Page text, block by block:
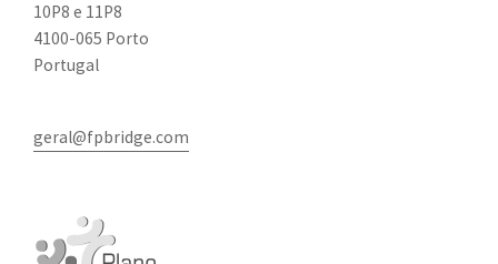
10P8 e 11P8
4100-065 Porto
Portugal
geral@fpbridge.com